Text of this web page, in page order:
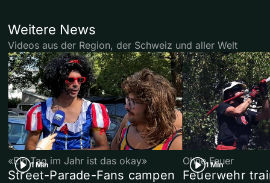
Weitere News
Videos aus der Region, der Schweiz und aller Welt
1 Min
«Ein Tag im Jahr ist das okay»
Street-Parade-Fans campen
1 Min
Ohne Feuer
Feuerwehr